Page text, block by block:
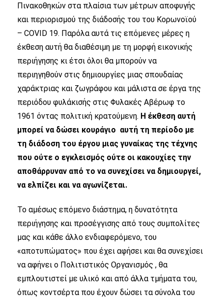
Πινακοθηκών στα πλαίσια των μέτρων αποφυγής
και περιορισμού της διάδοσής του του Κορωνοϊού
– COVID 19. Παρόλα αυτά τις επόμενες μέρες η
έκθεση αυτή θα διαθέσιμη με τη μορφή εικονικής
περιήγησης κι έτσι όλοι θα μπορούν να
περιηγηθούν στις δημιουργίες μιας σπουδαίας
χαράκτριας και ζωγράφου και μάλιστα σε έργα της
περιόδου φυλάκισής στις Φυλακές Αβέρωφ το
1961 όντας πολιτική κρατούμενη. Η έκθεση αυτή
μπορεί να δώσει κουράγιο αυτή τη περίοδο με
τη διάδοση του έργου μιας γυναίκας της τέχνης
που ούτε ο εγκλεισμός ούτε οι κακουχίες την
αποθάρρυναν από το να συνεχίσει να δημιουργεί,
να ελπίζει και να αγωνίζεται.
Το αμέσως επόμενο διάστημα, η δυνατότητα
περιήγησης και προσέγγισης από τους συμπολίτες
μας και κάθε άλλο ενδιαφερόμενο, του
«αποτυπώματος» που έχει αφήσει και θα συνεχίσει
να αφήνει ο Πολιτιστικός Οργανισμός , θα
εμπλουτιστεί με υλικό και από άλλα τμήματα του,
όπως κοντσέρτα που έχουν δώσει τα σύνολα του